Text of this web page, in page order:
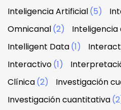
Inteligencia Artificial(5)
Omnicanal(2) Inteligencia
Intelligent Data(1)
Interactivo(1)
Clínica(2) Investigación
Investigación cuantitativa